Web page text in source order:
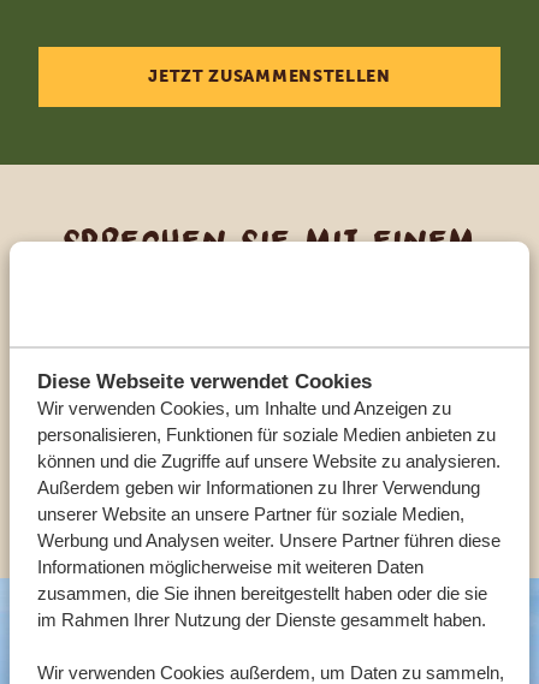
Diese Webseite verwendet Cookies
Wir verwenden Cookies, um Inhalte und Anzeigen zu
personalisieren, Funktionen für soziale Medien anbieten zu
können und die Zugriffe auf unsere Website zu analysieren.
Außerdem geben wir Informationen zu Ihrer Verwendung
unserer Website an unsere Partner für soziale Medien,
Werbung und Analysen weiter. Unsere Partner führen diese
Informationen möglicherweise mit weiteren Daten
zusammen, die Sie ihnen bereitgestellt haben oder die sie
im Rahmen Ihrer Nutzung der Dienste gesammelt haben.
Wir verwenden Cookies außerdem, um Daten zu sammeln,
JETZT ZUSAMMENSTELLEN
Sprechen Sie mit einem
UNSERE EXPERTEN HELFEN IHNEN GERN
DE:+494087407061
ANDERE LÄNDER